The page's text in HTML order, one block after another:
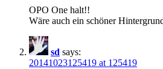
OPO One halt!!
Wäre auch ein schöner
sd says:
20141023125419 at 125419